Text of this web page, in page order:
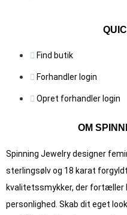
Find butik
Forhandler login
Opret forhandler login
OM
Spinning Jewelry designer
sterlingsølv og 18 karat
kvalitets­smykker, der
personlighed. Skab dit eget